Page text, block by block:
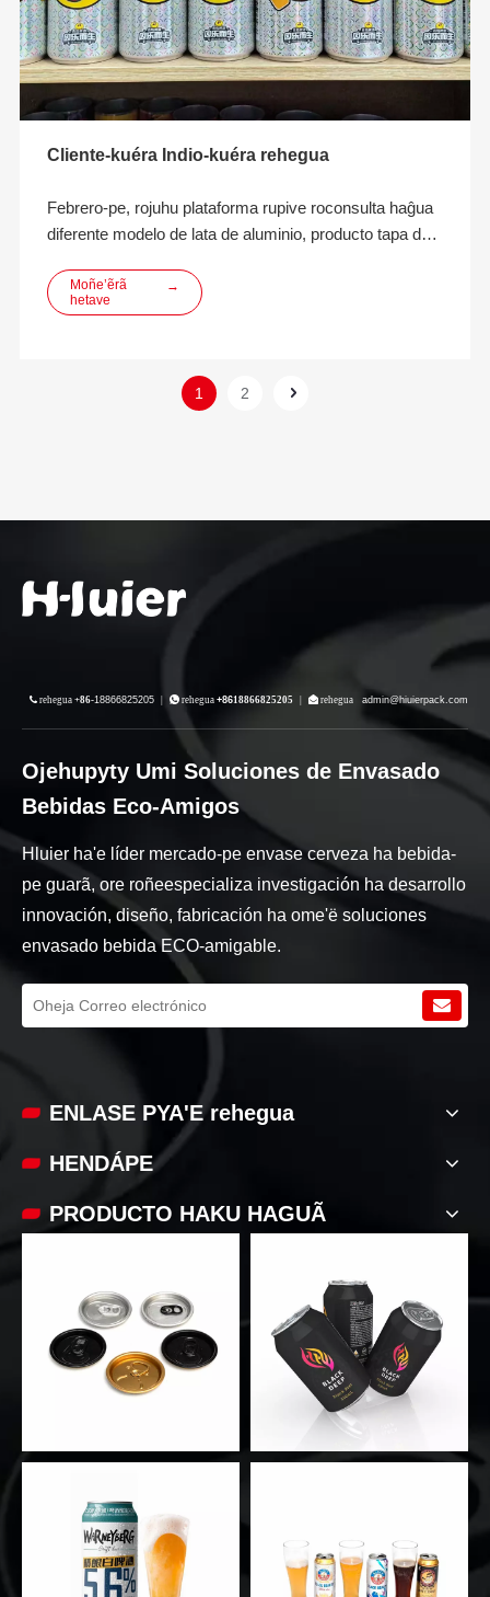
Cliente-kuéra Indio-kuéra rehegua
Febrero-pe, rojuhu plataforma rupive roconsulta haĝua
diferente modelo de lata de aluminio, producto tapa de
rehegua.Ohasávo un mes de comunicación ha
contacto umi colega empresarial ha cliente-kuéra
Moñe’ẽrã
hetave
→
1 2
 rehegua +86-18866825205 |  rehegua +8618866825205 |  rehegua admin@hiuierpack.com
Ojehupyty Umi Soluciones de Envasado
Bebidas Eco-Amigos
Hluier ha'e líder mercado-pe envase cerveza ha bebida-
pe guarã, ore roñeespecializa investigación ha desarrollo
innovación, diseño, fabricación ha ome'ë soluciones
envasado bebida ECO-amigable.
ENLASE PYA'E rehegua
HENDÁPE
PRODUCTO HAKU HAGUÃ